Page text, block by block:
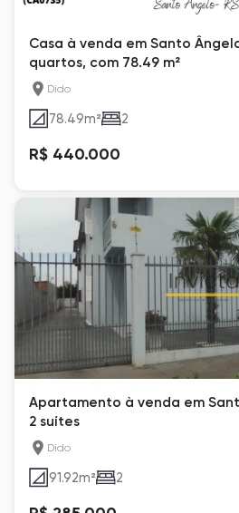
Casa à venda em Santo
quartos, com 78.49 m²
Dido
78.49m² 2
R$ 440.000
Apartamento à venda em
2 suítes
Dido
91.92m² 2